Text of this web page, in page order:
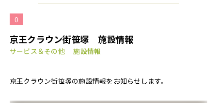
0
京王クラウン街笹塚 施設情報
サービス＆その他 ｜施設情報
京王クラウン街笹塚の施設情報をお知らせします。